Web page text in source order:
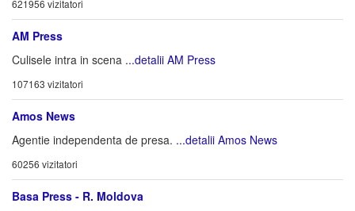
621956 vizitatori
AM Press
Culisele intra in scena ...detalii AM Press
107163 vizitatori
Amos News
Agentie independenta de presa. ...detalii Amos News
60256 vizitatori
Basa Press - R. Moldova